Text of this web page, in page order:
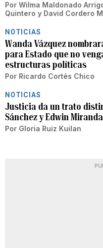
Por Wilma Maldonado
Quintero y David Cordero
NOTICIAS
Wanda Vázquez
para Estado que no
estructuras políticas
Por Ricardo Cortés Chico
NOTICIAS
Justicia da un trato
Sánchez y Edwin Miranda
Por Gloria Ruiz Kuilan